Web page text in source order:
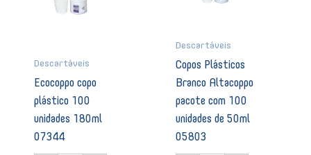
Descartáveis
Ecocoppo copo
plástico 100
unidades 180ml
07344
Descartáveis
Copos Plásticos
Branco Altacoppo
pacote com 100
unidades de 50ml
05803
50ml